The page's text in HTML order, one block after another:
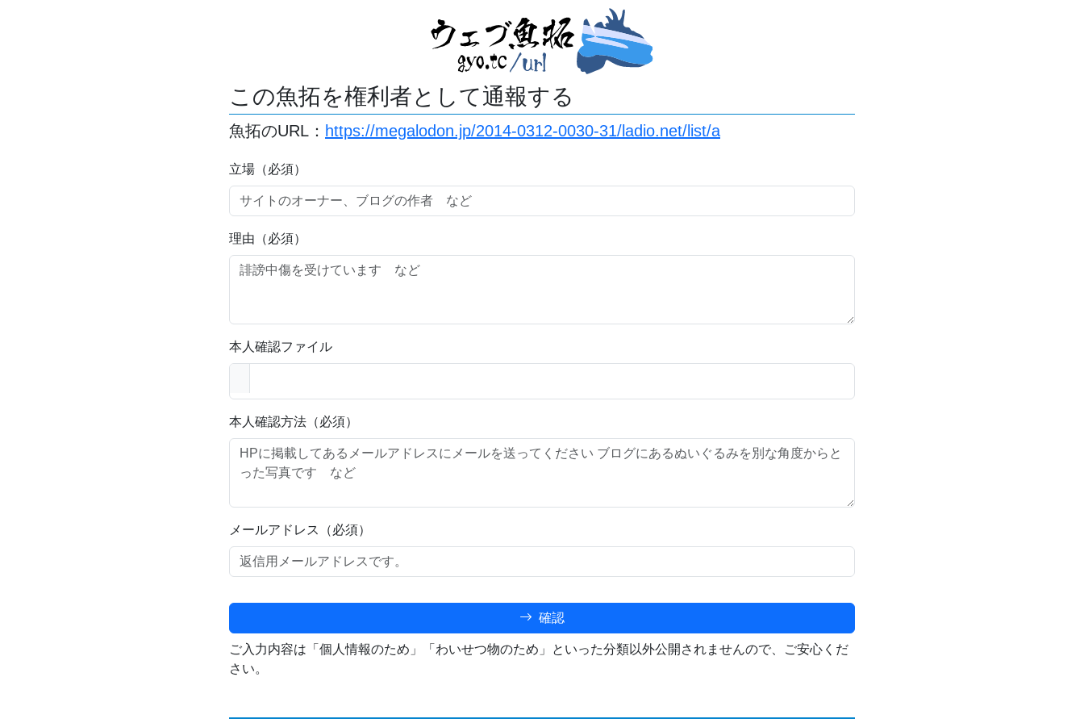
この魚拓を権利者として通報する
魚拓のURL： https://megalodon.jp/2014-0312-0030-31/ladio.net/list/a
立場（必須）
理由（必須）
本人確認ファイル
本人確認方法（必須）
メールアドレス（必須）
確認
ご入力内容は「個人情報のため」「わいせつ物のため」といった分類以外公開されませんので、ご安心くだ
さい。